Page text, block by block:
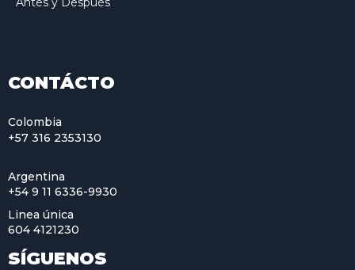
CONTÁCTO
Colombia
+57 316 2353130
Argentina
+54 9 11 6336-9930
Linea única
604 4121230
SÍGUENOS